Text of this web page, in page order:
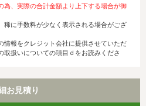
、実際の合計金額より上下する場合が御
に手数料が少なく表示される場合がござ
報をクレジット会社に提供させていただ
取扱いについての項目ｄをお読みくださ
お見積り